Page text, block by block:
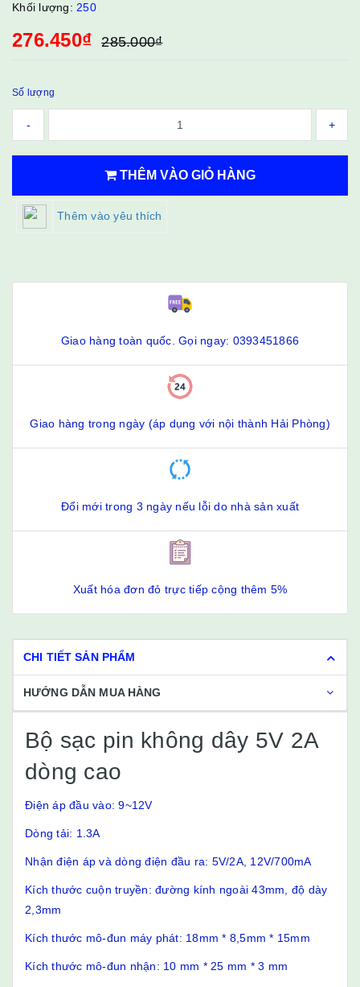
Khối lượng: 250
276.450₫ 285.000₫
Số lượng
- +
THÊM VÀO GIỎ HÀNG
Thêm vào yêu thích
Giao hàng toàn quốc. Gọi ngay: 0393451866
Giao hàng trong ngày (áp dụng với nội thành Hải Phòng)
Đổi mới trong 3 ngày nếu lỗi do nhà sản xuất
Xuất hóa đơn đỏ trực tiếp cộng thêm 5%
CHI TIẾT SẢN PHẨM
HƯỚNG DẪN MUA HÀNG
Bộ sạc pin không dây 5V 2A
dòng cao
Điện áp đầu vào: 9~12V
Dòng tải: 1.3A
Nhận điện áp và dòng điện đầu ra: 5V/2A, 12V/700mA
Kích thước cuộn truyền: đường kính ngoài 43mm, độ dày
2,3mm
Kích thước mô-đun máy phát: 18mm * 8,5mm * 15mm
Kích thước mô-đun nhận: 10 mm * 25 mm * 3 mm